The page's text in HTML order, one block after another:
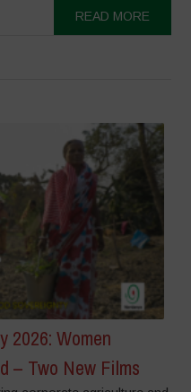
READ MORE
2026: Women
– Two New Films